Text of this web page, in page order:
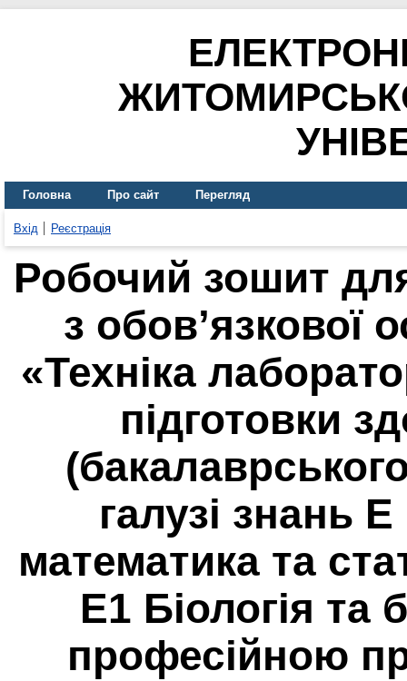
Головна Про сайт Перегляд
Вхід Реєстрація
Робочий зошит
з обов’язкової
«Техніка
підготовки
галузі знань
математика та
Е1 Біологія та
професійною